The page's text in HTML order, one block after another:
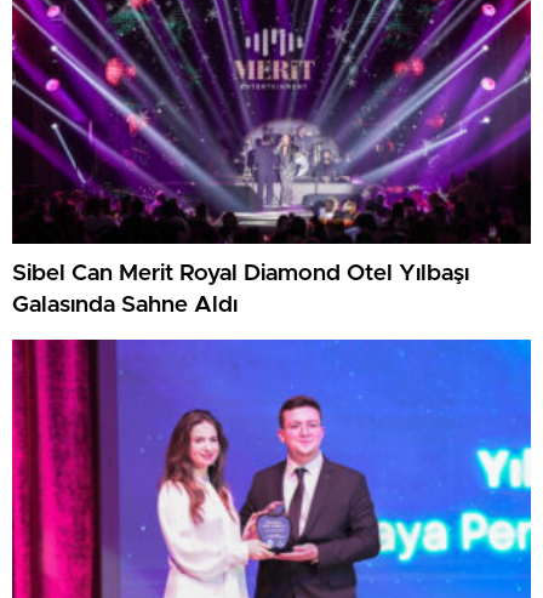
Sibel Can Merit Royal Diamond Otel Yılbaşı
Galasında Sahne Aldı